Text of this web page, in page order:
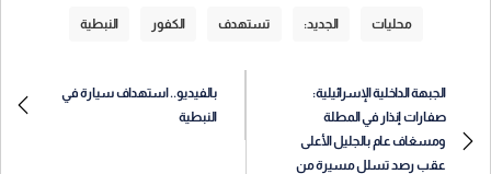
محليات الجديد: تستهدف الكفور النبطية
الجبهة الداخلية الإسرائيلية:
صفارات إنذار في المطلة
ومسغاف عام بالجليل الأعلى
عقب رصد تسلل مسيرة من
بالفيديو.. استهداف سيارة في
النبطية